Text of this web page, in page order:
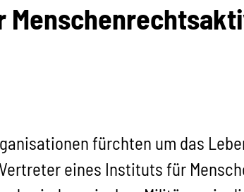
fürchten um das
eines Instituts für